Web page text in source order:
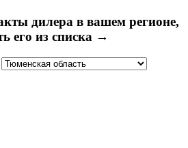
дилера в вашем регионе,
его из списка →